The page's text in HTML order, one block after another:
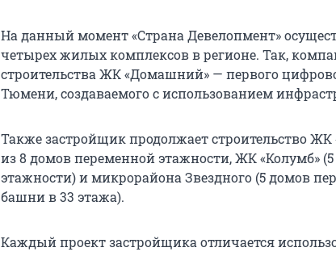
На данный момент «Страна Девелопмент»
четырех жилых комплексов в регионе. Так,
строительства ЖК «Домашний» — первого
Тюмени, создаваемого с использованием
Также застройщик продолжает строительство ЖК
из 8 домов переменной этажности, ЖК «Колумб»
этажности) и микрорайона Звездного (5 домов
башни в 33 этажа).
Каждый проект застройщика отличается